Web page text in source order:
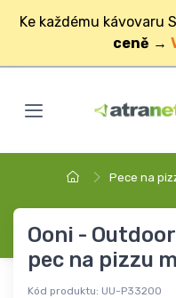
Ke každému kávovaru
ceně →
Pece na
Ooni -
pec na pizzu
Kód produktu: UU-P33200